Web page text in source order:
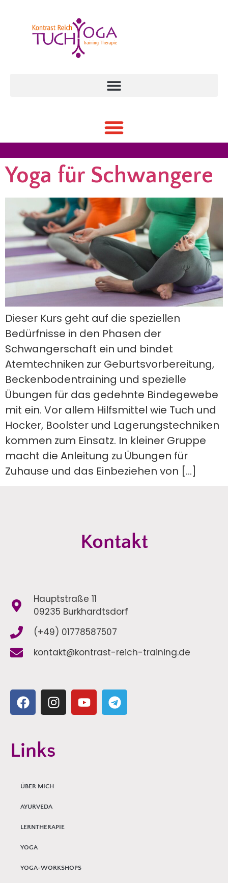
Yoga für Schwangere
Dieser Kurs geht auf die speziellen
Bedürfnisse in den Phasen der
Schwangerschaft ein und bindet
Atemtechniken zur Geburtsvorbereitung,
Beckenbodentraining und spezielle
Übungen für das gedehnte Bindegewebe
mit ein. Vor allem Hilfsmittel wie Tuch und
Hocker, Boolster und Lagerungstechniken
kommen zum Einsatz. In kleiner Gruppe
macht die Anleitung zu Übungen für
Zuhause und das Einbeziehen von […]
Kontakt
Hauptstraße 11
09235 Burkhardtsdorf
(+49) 01778587507
kontakt@kontrast-reich-training.de
Links
ÜBER MICH
AYURVEDA
LERNTHERAPIE
YOGA
YOGA-WORKSHOPS